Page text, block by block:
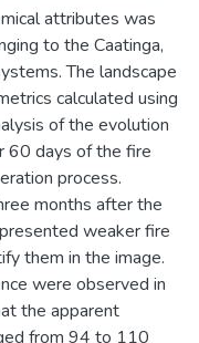
attributes was
to the Caatinga,
The landscape
calculated using
of the evolution
60 days of the fire
process.
months after the
weaker fire
them in the image.
were observed in
the apparent
from 94 to 110